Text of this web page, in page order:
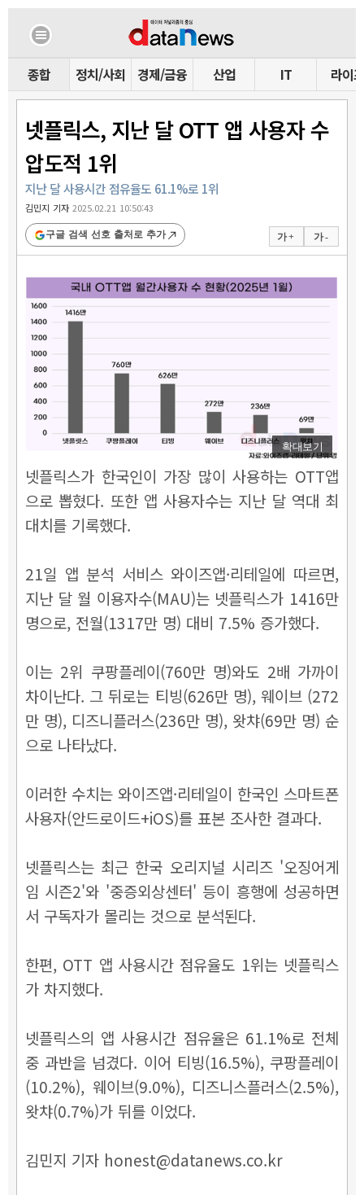
종합 정치/사회 경제/금융 산업 IT 라이프
넷플릭스, 지난 달 OTT 앱 사용자 수
압도적 1위
지난 달 사용시간 점유율도 61.1%로 1위
김민지 기자2025.02.21 10:50:43
가 + 가 -
구글 검색 선호 출처로 추가
확대보기
넷플릭스가 한국인이 가장 많이 사용하는 OTT앱
으로 뽑혔다. 또한 앱 사용자수는 지난 달 역대 최
대치를 기록했다.
21일 앱 분석 서비스 와이즈앱·리테일에 따르면,
지난 달 월 이용자수(MAU)는 넷플릭스가 1416만
명으로, 전월(1317만 명) 대비 7.5% 증가했다.
이는 2위 쿠팡플레이(760만 명)와도 2배 가까이
차이난다. 그 뒤로는 티빙(626만 명), 웨이브 (272
만 명), 디즈니플러스(236만 명), 왓챠(69만 명) 순
으로 나타났다.
이러한 수치는 와이즈앱·리테일이 한국인 스마트폰
사용자(안드로이드+iOS)를 표본 조사한 결과다.
넷플릭스는 최근 한국 오리지널 시리즈 '오징어게
임 시즌2'와 '중증외상센터' 등이 흥행에 성공하면
서 구독자가 몰리는 것으로 분석된다.
한편, OTT 앱 사용시간 점유율도 1위는 넷플릭스
가 차지했다.
넷플릭스의 앱 사용시간 점유율은 61.1%로 전체
중 과반을 넘겼다. 이어 티빙(16.5%), 쿠팡플레이
(10.2%), 웨이브(9.0%), 디즈니스플러스(2.5%),
왓챠(0.7%)가 뒤를 이었다.
김민지 기자 honest@datanews.co.kr